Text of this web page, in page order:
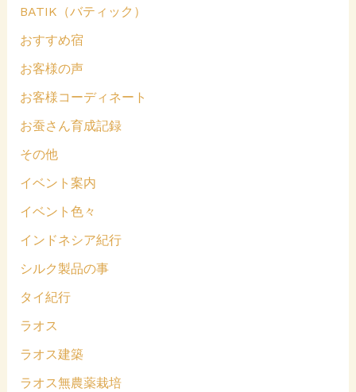
BATIK（バティック）
おすすめ宿
お客様の声
お客様コーディネート
お蚕さん育成記録
その他
イベント案内
イベント色々
インドネシア紀行
シルク製品の事
タイ紀行
ラオス
ラオス建築
ラオス無農薬栽培